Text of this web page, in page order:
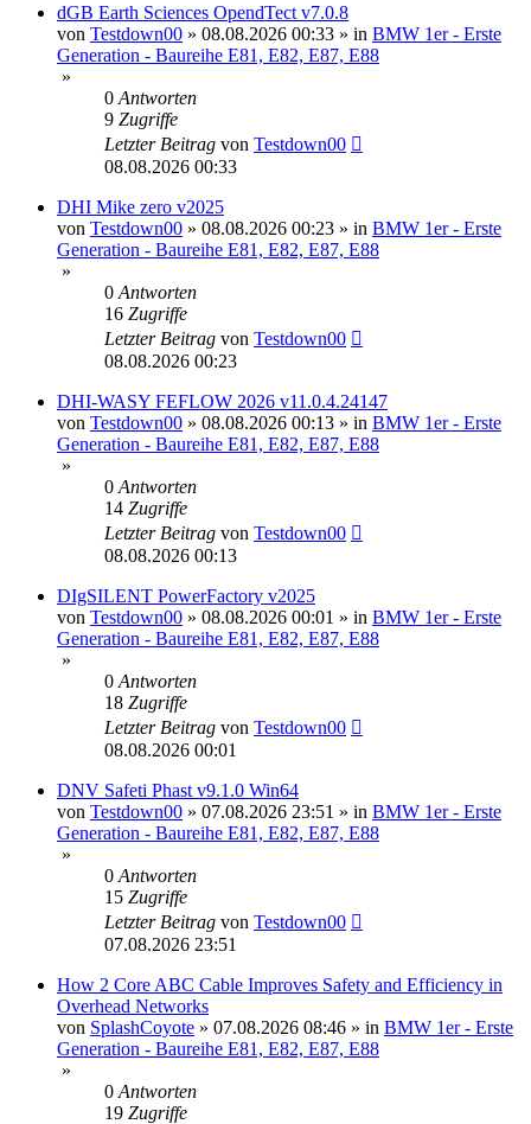
dGB Earth Sciences OpendTect v7.0.8
von Testdown00 » 08.08.2026 00:33 » in BMW 1er - Erste
Generation - Baureihe E81, E82, E87, E88
»
0 Antworten
9 Zugriffe
Letzter Beitrag von Testdown00
08.08.2026 00:33
DHI Mike zero v2025
von Testdown00 » 08.08.2026 00:23 » in BMW 1er - Erste
Generation - Baureihe E81, E82, E87, E88
»
0 Antworten
16 Zugriffe
Letzter Beitrag von Testdown00
08.08.2026 00:23
DHI-WASY FEFLOW 2026 v11.0.4.24147
von Testdown00 » 08.08.2026 00:13 » in BMW 1er - Erste
Generation - Baureihe E81, E82, E87, E88
»
0 Antworten
14 Zugriffe
Letzter Beitrag von Testdown00
08.08.2026 00:13
DIgSILENT PowerFactory v2025
von Testdown00 » 08.08.2026 00:01 » in BMW 1er - Erste
Generation - Baureihe E81, E82, E87, E88
»
0 Antworten
18 Zugriffe
Letzter Beitrag von Testdown00
08.08.2026 00:01
DNV Safeti Phast v9.1.0 Win64
von Testdown00 » 07.08.2026 23:51 » in BMW 1er - Erste
Generation - Baureihe E81, E82, E87, E88
»
0 Antworten
15 Zugriffe
Letzter Beitrag von Testdown00
07.08.2026 23:51
How 2 Core ABC Cable Improves Safety and Efficiency in
Overhead Networks
von SplashCoyote » 07.08.2026 08:46 » in BMW 1er - Erste
Generation - Baureihe E81, E82, E87, E88
»
0 Antworten
19 Zugriffe